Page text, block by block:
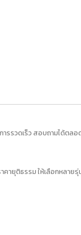
ารรวดเร็ว สอบถามได้ต
ายุติธรรม ให้เลือกหลายรุ่